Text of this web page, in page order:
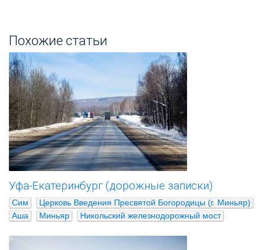
Похожие статьи
Уфа-Екатеринбург (дорожные записки)
Сим
Церковь Введения Пресвятой Богородицы (г. Миньяр)
Аша
Миньяр Никольский железнодорожный мост